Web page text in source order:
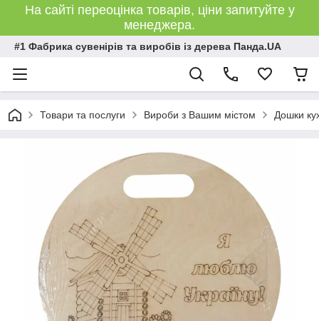
На сайті переоцінка товарів, ціни запитуйте у
менеджера.
#1 Фабрика сувенірів та виробів із дерева Панда.UA
Товари та послуги Вироби з Вашим містом Дошки